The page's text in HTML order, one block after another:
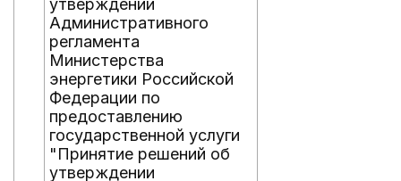
утверждении
Административного
регламента
Министерства
энергетики Российской
Федерации по
предоставлению
государственной услуги
"Принятие решений об
утверждении